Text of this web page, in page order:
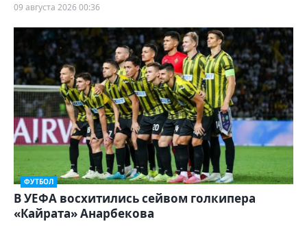
09 августа 2026 00:36
ФУТБОЛ
В УЕФА восхитились сейвом голкипера
«Кайрата» Анарбекова